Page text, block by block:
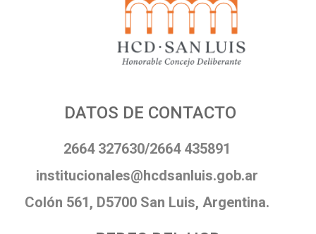
DATOS DE CONTACTO
2664 327630/2664 435891
institucionales@hcdsanluis.gob.ar
Colón 561, D5700 San Luis, Argentina.